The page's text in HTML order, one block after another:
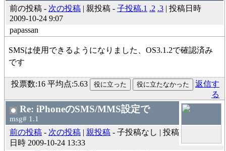
前の投稿 - 次の投稿 | 親投稿 - 子投稿.1 .2 .3 | 投稿日時
2009-10-24 9:07
papassan
SMSは使用できるようになりました、OS3.1.2で確認済み
です
投票数:16 平均点:5.63
返信す
る
Re: iPhoneのSMS/MMS設定で
msg# 1.1
前の投稿 - 次の投稿 | 親投稿 - 子投稿なし | 投稿
日時 2009-10-24 13:33